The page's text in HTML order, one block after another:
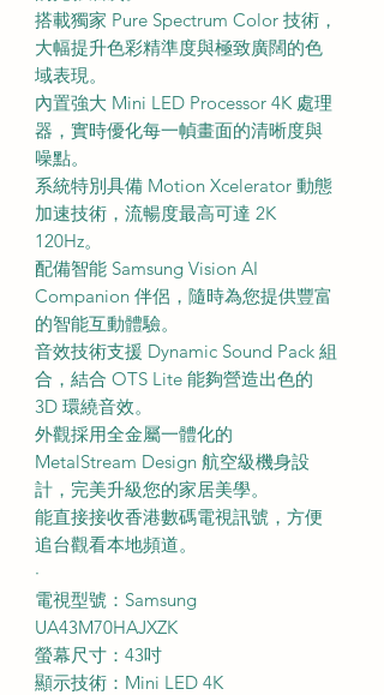
搭載獨家 Pure Spectrum Color 技術，
大幅提升色彩精準度與極致廣闊的色
域表現。
內置強大 Mini LED Processor 4K 處理
器，實時優化每一幀畫面的清晰度與
噪點。
系統特別具備 Motion Xcelerator 動態
加速技術，流暢度最高可達 2K
120Hz。
配備智能 Samsung Vision AI
Companion 伴侶，隨時為您提供豐富
的智能互動體驗。
音效技術支援 Dynamic Sound Pack 組
合，結合 OTS Lite 能夠營造出色的
3D 環繞音效。
外觀採用全金屬一體化的
MetalStream Design 航空級機身設
計，完美升級您的家居美學。
能直接接收香港數碼電視訊號，方便
追台觀看本地頻道。
·
電視型號：Samsung
UA43M70HAJXZK
螢幕尺寸：43吋
顯示技術：Mini LED 4K